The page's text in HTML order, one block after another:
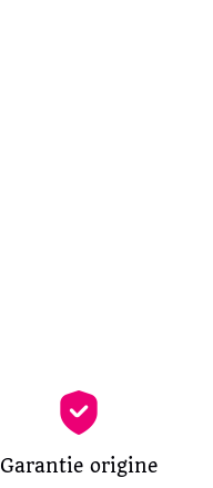
Garantie origine